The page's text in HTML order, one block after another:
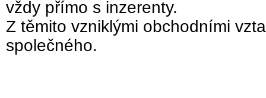
vždy přímo s inzerenty.
Z těmito vzniklými obchodními
společného.